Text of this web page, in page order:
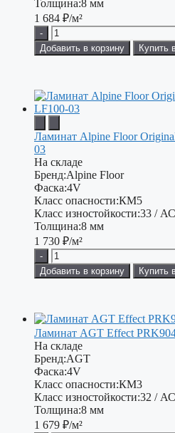
Толщина:8 мм
1 684 ₽/м²
-
Добавить в корзину
Купить
Ламинат Alpine Floor
03
На складе
Бренд:Alpine Floor
Фаска:4V
Класс опасности:КМ5
Класс изностойкости:33 /
Толщина:8 мм
1 730 ₽/м²
-
Добавить в корзину
Купить
Ламинат AGT Effect
На складе
Бренд:AGT
Фаска:4V
Класс опасности:КМ3
Класс изностойкости:32 /
Толщина:8 мм
1 679 ₽/м²